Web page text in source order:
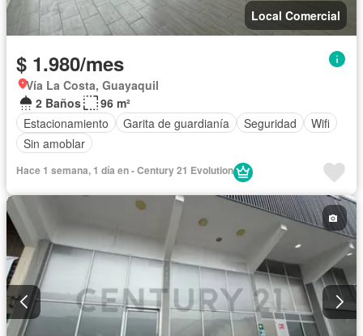
Local Comercial
$ 1.980/mes
Vía La Costa, Guayaquil
2 Baños
96 m²
Estacionamiento
Garita de guardianía Seguridad
Wifi
Sin amoblar
Hace 1 semana, 1 día en - Century 21 Evolution